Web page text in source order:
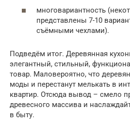
многовариантность
представлены 7-10
съёмными чехлами).
Подведём итог. Деревянная
элегантный, стильный,
товар. Маловероятно, что
моды и перестанут мелькать в
квартир. Отсюда вывод – смело
древесного массива и
в быту.